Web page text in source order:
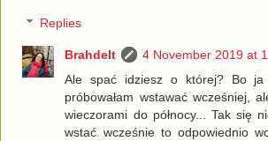
Replies
Brahdelt
4 November 2019 at
Ale spać idziesz o której? Bo
próbowałam wstawać wcześniej,
wieczorami do północy... Tak się
wstać wcześnie to odpowiednio